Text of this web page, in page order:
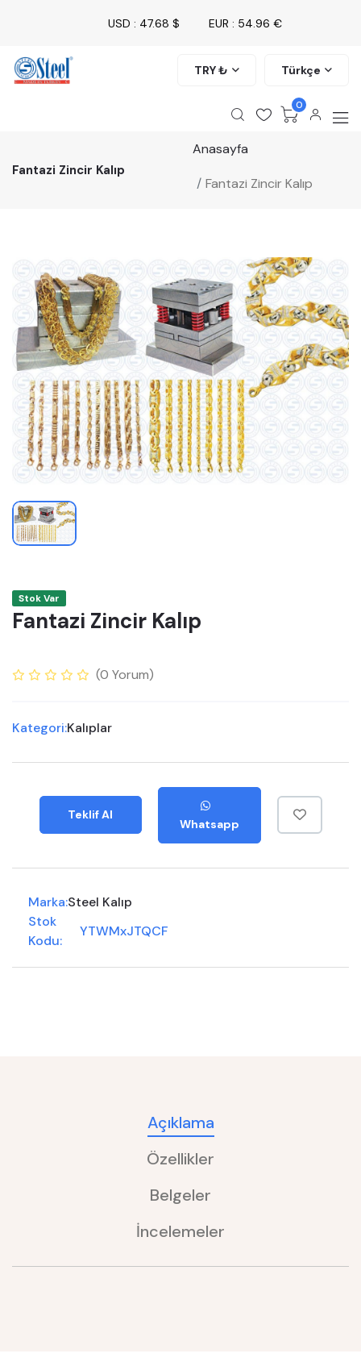
USD : 47.68 $ EUR : 54.96 €
TRY ₺ Türkçe
0
Fantazi Zincir Kalıp
Anasayfa
Fantazi Zincir Kalıp
Stok Var
Fantazi Zincir Kalıp
(0 Yorum)
Kategori:Kalıplar
Teklif Al
Whatsapp
Marka:Steel Kalıp
Stok
Kodu:
YTWMxJTQCF
Açıklama
Özellikler
Belgeler
İncelemeler